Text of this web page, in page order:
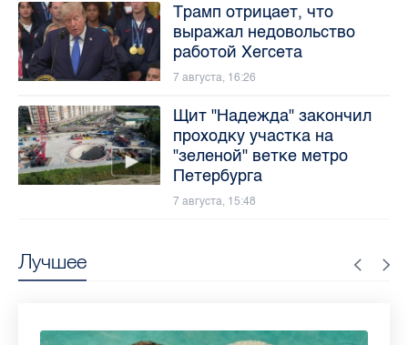
Лучшее
Трамп отрицает, что
выражал недовольство
работой Хегсета
7 августа, 16:26
Щит "Надежда" закончил
проходку участка на
"зеленой" ветке метро
Петербурга
7 августа, 15:48